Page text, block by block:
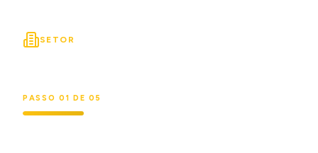
SETOR
PASSO 01 DE 05